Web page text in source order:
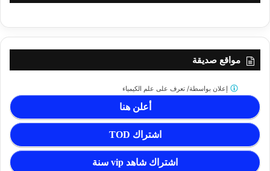
مواقع صديقة
أعلن هنا
اشتراك TOD
اشتراك شاهد vip سنة
إعلان بواسطة/ تعرف على علم الكيمياء